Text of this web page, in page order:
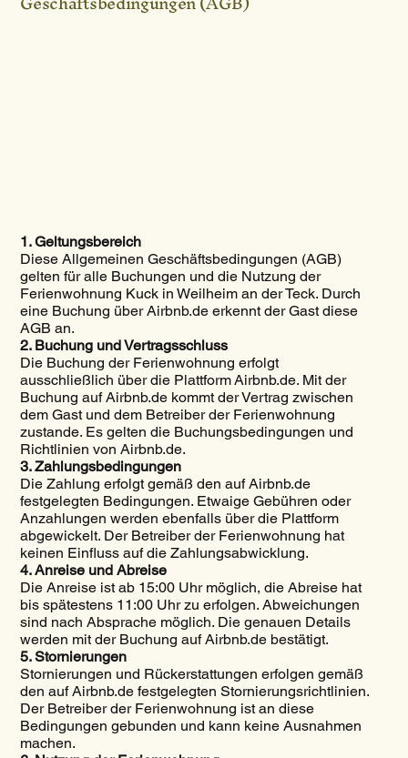
1. Geltungsbereich
Diese Allgemeinen Geschäftsbedingungen (AGB)
gelten für alle Buchungen und die Nutzung der
Ferienwohnung Kuck in Weilheim an der Teck. Durch
eine Buchung über Airbnb.de erkennt der Gast diese
AGB an.
2. Buchung und Vertragsschluss
Die Buchung der Ferienwohnung erfolgt
ausschließlich über die Plattform Airbnb.de. Mit der
Buchung auf Airbnb.de kommt der Vertrag zwischen
dem Gast und dem Betreiber der Ferienwohnung
zustande. Es gelten die Buchungsbedingungen und
Richtlinien von Airbnb.de.
3. Zahlungsbedingungen
Die Zahlung erfolgt gemäß den auf Airbnb.de
festgelegten Bedingungen. Etwaige Gebühren oder
Anzahlungen werden ebenfalls über die Plattform
abgewickelt. Der Betreiber der Ferienwohnung hat
keinen Einfluss auf die Zahlungsabwicklung.
4. Anreise und Abreise
Die Anreise ist ab 15:00 Uhr möglich, die Abreise hat
bis spätestens 11:00 Uhr zu erfolgen. Abweichungen
sind nach Absprache möglich. Die genauen Details
werden mit der Buchung auf Airbnb.de bestätigt.
5. Stornierungen
Stornierungen und Rückerstattungen erfolgen gemäß
den auf Airbnb.de festgelegten Stornierungsrichtlinien.
Der Betreiber der Ferienwohnung ist an diese
Bedingungen gebunden und kann keine Ausnahmen
machen.